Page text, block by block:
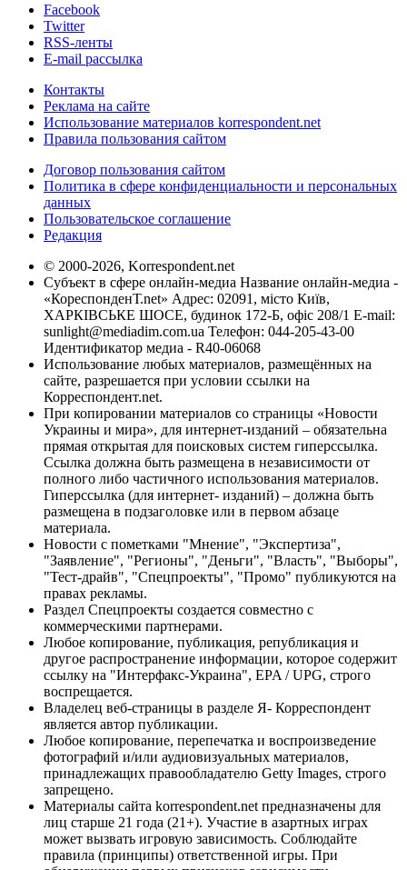
Facebook
Twitter
RSS-ленты
E-mail рассылка
Контакты
Реклама на сайте
Использование материалов korrespondent.net
Правила пользования сайтом
Договор пользования сайтом
Политика в сфере конфиденциальности и персональных
данных
Пользовательское соглашение
Редакция
© 2000-2026, Korrespondent.net
Субъект в сфере онлайн-медиа Название онлайн-медиа -
«КореспонденТ.net» Адрес: 02091, місто Київ,
ХАРКІВСЬКЕ ШОСЕ, будинок 172-Б, офіс 208/1 E-mail:
sunlight@mediadim.com.ua Телефон: 044-205-43-00
Идентификатор медиа - R40-06068
Использование любых материалов, размещённых на
сайте, разрешается при условии ссылки на
Корреспондент.net.
При копировании материалов со страницы «Новости
Украины и мира», для интернет-изданий – обязательна
прямая открытая для поисковых систем гиперссылка.
Ссылка должна быть размещена в независимости от
полного либо частичного использования материалов.
Гиперссылка (для интернет- изданий) – должна быть
размещена в подзаголовке или в первом абзаце
материала.
Новости с пометками "Мнение", "Экспертиза",
"Заявление", "Регионы", "Деньги", "Власть", "Выборы",
"Тест-драйв", "Спецпроекты", "Промо" публикуются на
правах рекламы.
Раздел Спецпроекты создается совместно с
коммерческими партнерами.
Любое копирование, публикация, републикация и
другое распространение информации, которое содержит
ссылку на "Интерфакс-Украина", EPA / UPG, строго
воспрещается.
Владелец веб-страницы в разделе Я- Корреспондент
является автор публикации.
Любое копирование, перепечатка и воспроизведение
фотографий и/или аудиовизуальных материалов,
принадлежащих правообладателю Getty Images, строго
запрещено.
Материалы сайта korrespondent.net предназначены для
лиц старше 21 года (21+). Участие в азартных играх
может вызвать игровую зависимость. Соблюдайте
правила (принципы) ответственной игры. При